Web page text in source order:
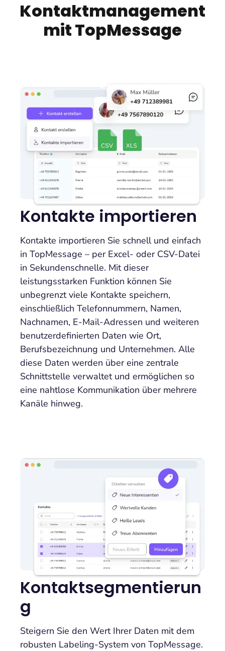
Kontaktmanagement
mit TopMessage
Kontakte importieren
Kontakte importieren Sie schnell und einfach
in TopMessage – per Excel- oder CSV-Datei
in Sekundenschnelle. Mit dieser
leistungsstarken Funktion können Sie
unbegrenzt viele Kontakte speichern,
einschließlich Telefonnummern, Namen,
Nachnamen, E-Mail-Adressen und weiteren
benutzerdefinierten Daten wie Ort,
Berufsbezeichnung und Unternehmen. Alle
diese Daten werden über eine zentrale
Schnittstelle verwaltet und ermöglichen so
eine nahtlose Kommunikation über mehrere
Kanäle hinweg.
Kontaktsegmentierun
g
Steigern Sie den Wert Ihrer Daten mit dem
robusten Labeling-System von TopMessage.